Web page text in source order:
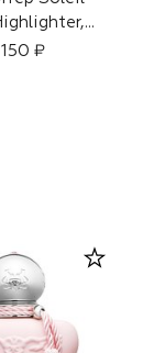
02 Amalfi
150 ₽